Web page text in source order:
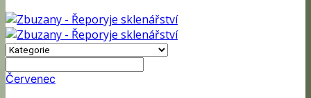
Červenec